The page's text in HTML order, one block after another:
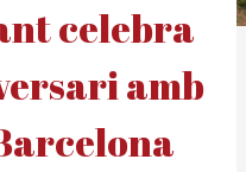
celebra
amb